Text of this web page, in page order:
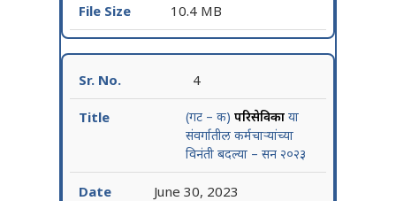
10.4 MB
4
(गट – क) परिसेविकाया
संवर्गातील कर्मचाऱ्यांच्या
विनंती बदल्या – सन २०२३
June 30, 2023